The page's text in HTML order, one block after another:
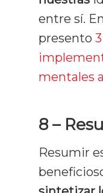
entre sí.
presento
mentales
8 –
Resumir